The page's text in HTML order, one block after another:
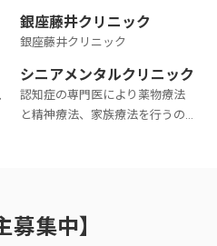
銀座藤井クリニック
銀座藤井クリニック
シニアメンタルクリニック
認知症の専門医により薬物療法
と精神療法、家族療法を行うの
募集中】